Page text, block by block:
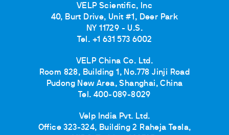
VELP Scientific, Inc
40, Burt Drive, Unit #1, Deer Park
NY 11729 - U.S.
Tel. +1 631 573 6002
VELP China Co. Ltd.
Room 828, Building 1, No.778 Jinji Road
Pudong New Area, Shanghai, China
Tel. 400-089-8029
Velp India Pvt. Ltd.
Office 323-324, Building 2 Raheja Tesla,